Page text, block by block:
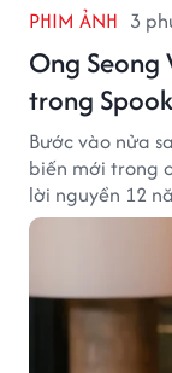
PHIM ẢNH 3
Ong
trong
Bước vào nửa
biến mới trong
lời nguyền 12